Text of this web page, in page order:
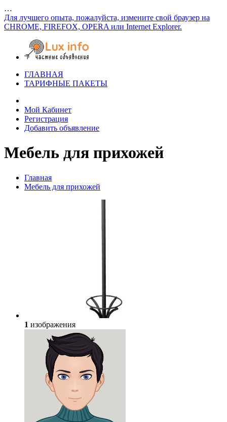
…
Для лучшего опыта, пожалуйста, измените свой браузер на
CHROME, FIREFOX, OPERA или Internet Explorer.
ГЛАВНАЯ
ТАРИФНЫЕ ПАКЕТЫ
Мой Кабинет
Регистрация
Добавить объявление
Мебель для прихожей
Главная
Мебель для прихожей
1 изображения